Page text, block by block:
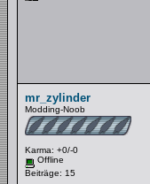
mr_zylinder
Modding-Noob
Karma: +0/-0
Offline
Beiträge: 15